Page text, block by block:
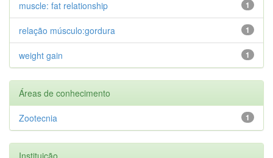
1
muscle: fat relationship
1
relação músculo:gordura
1
weight gain
Áreas de conhecimento
1
Zootecnia
Instituição